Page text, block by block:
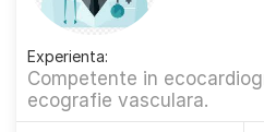
Experienta:
Competente in
ecografie vasculara.